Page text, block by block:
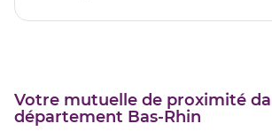
Votre mutuelle de proximité
département Bas-Rhin